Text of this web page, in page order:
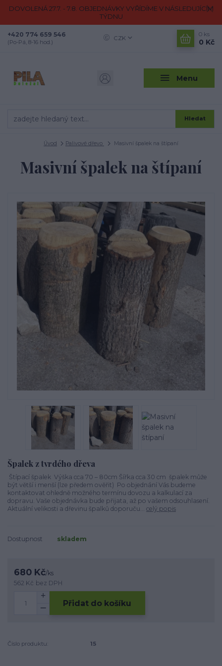
DOVOLENÁ 27.7. - 7.8. OBJEDNÁVKY VYŘÍDÍME V NÁSLEDUJÍCÍM
TÝDNU
Menu
CZK
Hledat
+420 774 659 546
(Po-Pá, 8-16 hod.)
0 ks
0 Kč
Úvod Palivové dřevo Masivní špalek na štípaní
Masivní špalek na štípaní
Špalek z tvrdého dřeva
Štípací špalek Výška cca 70 – 80cm Šířka cca 30 cm špalek může
být větší i menší (lze předem ověřit) Po objednání Vás budeme
kontaktovat ohledně možného termínu dovozu a kalkulací za
dopravu. Vaše objednávka bude přijata, až po vašem odsouhlasení.
Aktuální velikosti a dřevinu špalků doporuču... celý popis
Dostupnost skladem
680 Kč/ks
562 Kč bez DPH
Přidat do košíku
Číslo produktu: 15